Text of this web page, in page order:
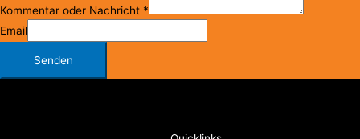
Kommentar oder Nachricht *
Email
Senden